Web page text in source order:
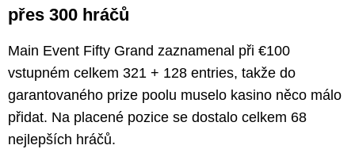
přes 300 hráčů
Main Event Fifty Grand zaznamenal při €100
vstupném celkem 321 + 128 entries, takže do
garantovaného prize poolu muselo kasino něco málo
přidat. Na placené pozice se dostalo celkem 68
nejlepších hráčů.